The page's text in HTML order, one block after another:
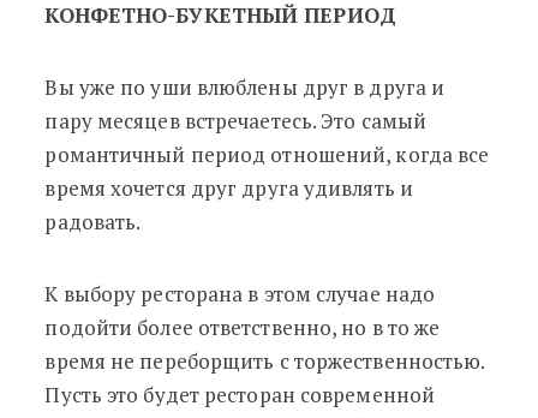
КОНФЕТНО-БУКЕТНЫЙ ПЕРИОД
Вы уже по уши влюблены друг в друга и
пару месяцев встречаетесь. Это самый
романтичный период отношений, когда все
время хочется друг друга удивлять и
радовать.
К выбору ресторана в этом случае надо
подойти более ответственно, но в то же
время не переборщить с торжественностью.
Пусть это будет ресторан современной